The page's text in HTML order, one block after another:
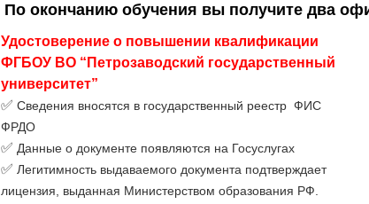
По окончанию обучения вы получите два
Удостоверение о повышении квалификации
ФГБОУ ВО “Петрозаводский государственный
университет”
✅ Сведения вносятся в государственный реестр ФИС
ФРДО
✅ Данные о документе появляются на Госуслугах
✅ Легитимность выдаваемого документа подтверждает
лицензия, выданная Министерством образования РФ.